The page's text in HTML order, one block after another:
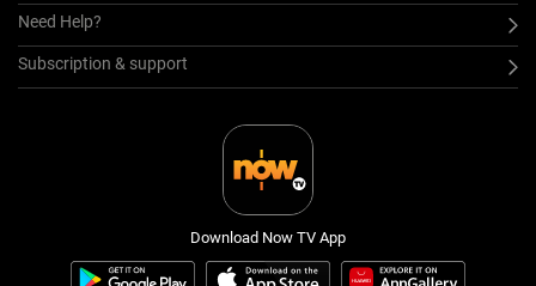
Need Help?
Subscription & support
Download Now TV App